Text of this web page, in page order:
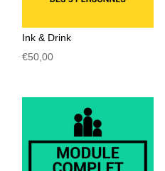
Ink & Drink
€50,00